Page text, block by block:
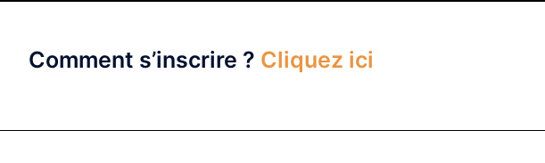
Comment s’inscrire ? Cliquez ici